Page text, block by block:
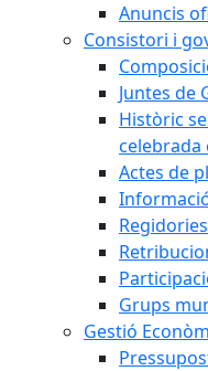
Anuncis
Consistori i
Juntes de
Històric
celebrada
Actes de
Regidories
Grups
Gestió